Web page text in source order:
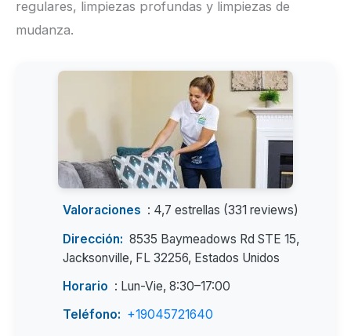
regulares, limpiezas profundas y limpiezas de
mudanza.
Valoraciones : 4,7 estrellas (331 reviews)
Dirección: 8535 Baymeadows Rd STE 15,
Jacksonville, FL 32256, Estados Unidos
Horario : Lun-Vie, 8:30–17:00
Teléfono: +19045721640